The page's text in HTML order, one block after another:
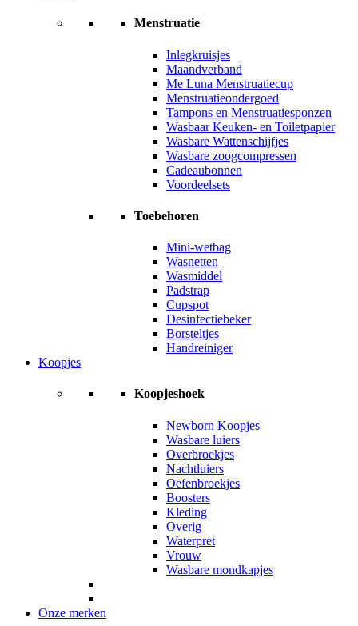
Menstruatie
Inlegkruisjes
Maandverband
Me Luna Menstruatiecup
Menstruatieondergoed
Tampons en Menstruatiesponzen
Wasbaar Keuken- en Toiletpapier
Wasbare Wattenschijfjes
Wasbare zoogcompressen
Cadeaubonnen
Voordeelsets
Toebehoren
Mini-wetbag
Wasnetten
Wasmiddel
Padstrap
Cupspot
Desinfectiebeker
Borsteltjes
Handreiniger
Koopjes
Koopjeshoek
Newborn Koopjes
Wasbare luiers
Overbroekjes
Nachtluiers
Oefenbroekjes
Boosters
Kleding
Overig
Waterpret
Vrouw
Wasbare mondkapjes
Onze merken